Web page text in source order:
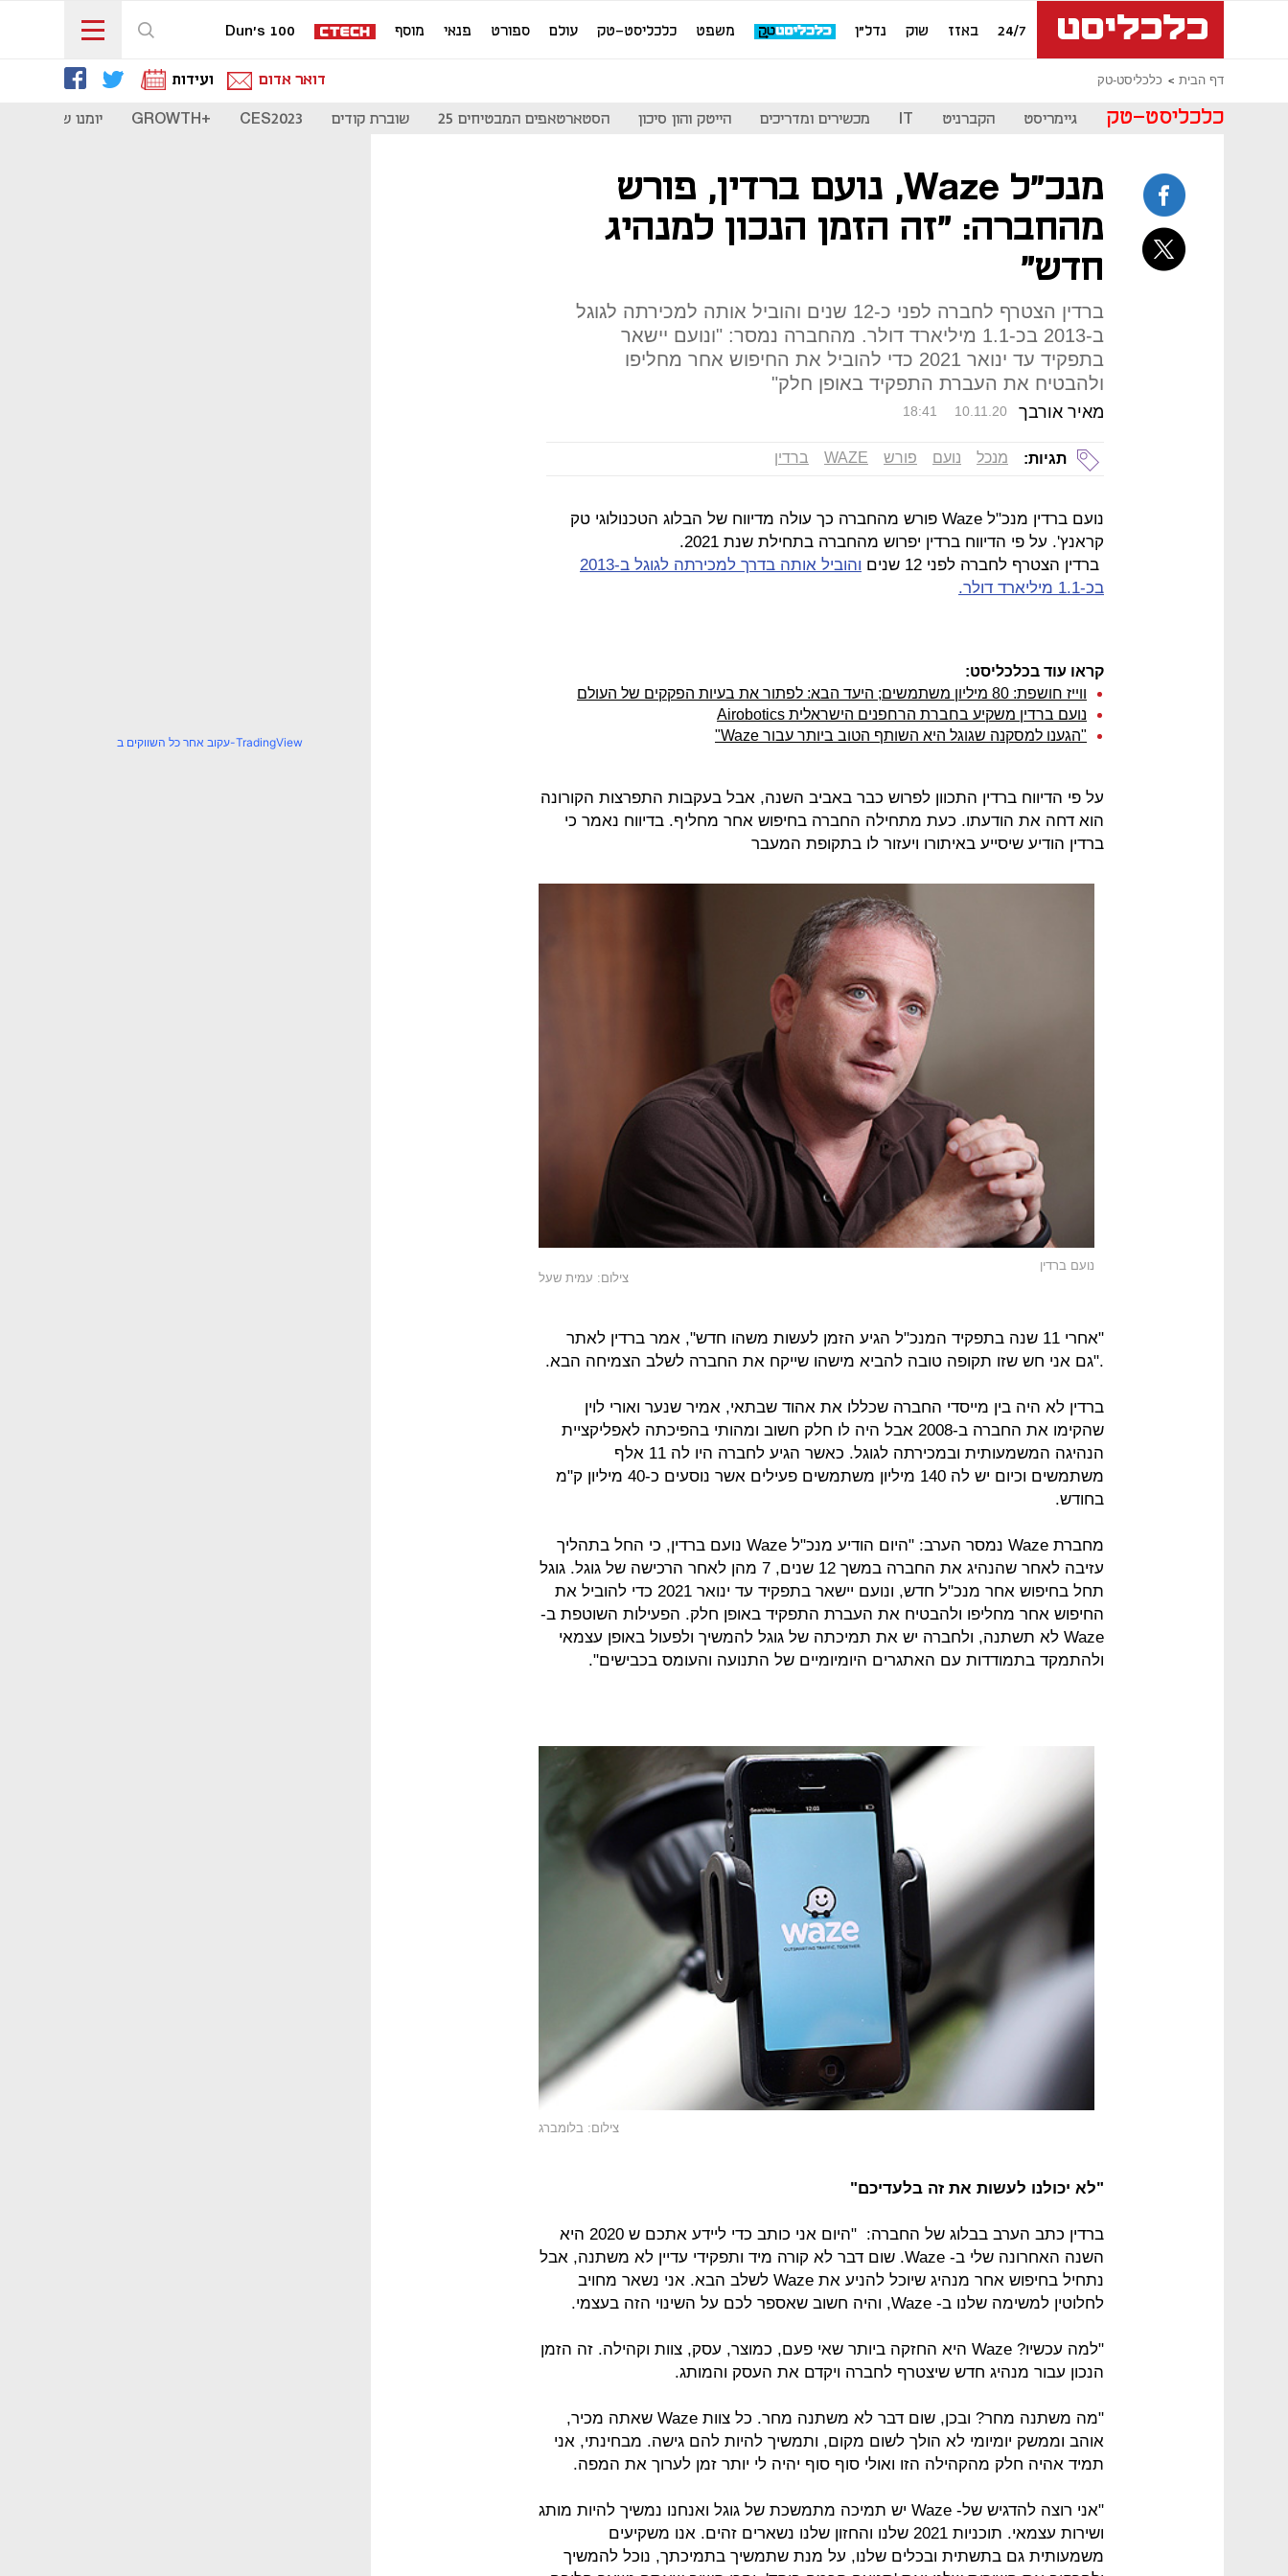
24/7 באזז שוק נדל"ן משפט כלכליסט-טק עולם ספורט פנאי מוסף Dun's 100
דף הבית כלכליסט-טק דואר אדום ועידות
כלכליסט-טק גיימריסט הקברניט IT מכשירים ומדריכים הייטק והון סיכון הסטארטאפים המבטיחים 25 שוברת קודים CES2023
+GROWTH יומנו של
מנכ"ל Waze, נועם ברדין, פורש
מהחברה: "זה הזמן הנכון למנהיג
חדש"
ברדין הצטרף לחברה לפני כ-12 שנים והוביל אותה למכירתה לגוגל
ב-2013 בכ-1.1 מיליארד דולר. מהחברה נמסר: "ונועם יישאר
בתפקיד עד ינואר 2021 כדי להוביל את החיפוש אחר מחליפו
ולהבטיח את העברת התפקיד באופן חלק"
מאיר אורבך 18:41 10.11.20
תגיות: מנכל נועם פורש WAZE ברדין
נועם ברדין מנכ"ל Waze פורש מהחברה כך עולה מדיווח של הבלוג הטכנולוגי טק
קראנץ'. על פי הדיווח ברדין יפרוש מהחברה בתחילת שנת 2021.
ברדין הצטרף לחברה לפני 12 שנים
והוביל אותה בדרך למכירתה לגוגל ב-2013
בכ-1.1 מיליארד דולר.
קראו עוד בכלכליסט:
ווייז חושפת: 80 מיליון משתמשים; היעד הבא: לפתור את בעיות הפקקים של העולם
נועם ברדין משקיע בחברת הרחפנים הישראלית Airobotics
"הגענו למסקנה שגוגל היא השותף הטוב ביותר עבור Waze"
על פי הדיווח ברדין התכוון לפרוש כבר באביב השנה, אבל בעקבות התפרצות הקורונה
הוא דחה את הודעתו. כעת מתחילה החברה בחיפוש אחר מחליף. בדיווח נאמר כי
ברדין הודיע שיסייע באיתורו ויעזור לו בתקופת המעבר
נועם ברדין
צילום: עמית שעל
"אחרי 11 שנה בתפקיד המנכ"ל הגיע הזמן לעשות משהו חדש", אמר ברדין לאתר
."גם אני חש שזו תקופה טובה להביא מישהו שייקח את החברה לשלב הצמיחה הבא.
ברדין לא היה בין מייסדי החברה שכללו את אהוד שבתאי, אמיר שנער ואורי לוין
שהקימו את החברה ב-2008 אבל היה לו חלק חשוב ומהותי בהפיכתה לאפליקציית
הנהיגה המשמעותית ובמכירתה לגוגל. כאשר הגיע לחברה היו לה 11 אלף
משתמשים וכיום יש לה 140 מיליון משתמשים פעילים אשר נוסעים כ-40 מיליון ק"מ
בחודש.
מחברת Waze נמסר הערב: "היום הודיע מנכ"ל Waze נועם ברדין, כי החל בתהליך
עזיבה לאחר שהנהיג את החברה במשך 12 שנים, 7 מהן לאחר הרכישה של גוגל. גוגל
תחל בחיפוש אחר מנכ"ל חדש, ונועם יישאר בתפקיד עד ינואר 2021 כדי להוביל את
החיפוש אחר מחליפו ולהבטיח את העברת התפקיד באופן חלק. הפעילות השוטפת ב-
Waze לא תשתנה, ולחברה יש את תמיכתה של גוגל להמשיך ולפעול באופן עצמאי
ולהתמקד בתמודדות עם האתגרים היומיומיים של התנועה והעומס בכבישים".
צילום: בלומברג
"לא יכולנו לעשות את זה בלעדיכם"
ברדין כתב הערב בבלוג של החברה: "היום אני כותב כדי ליידע אתכם ש 2020 היא
השנה האחרונה שלי ב- Waze. שום דבר לא קורה מיד ותפקידי עדיין לא משתנה, אבל
נתחיל בחיפוש אחר מנהיג שיוכל להניע את Waze לשלב הבא. אני נשאר מחויב
לחלוטין למשימה שלנו ב- Waze, והיה חשוב שאספר לכם על השינוי הזה בעצמי.
"למה עכשיו? Waze היא החזקה ביותר שאי פעם, כמוצר, עסק, צוות וקהילה. זה הזמן
הנכון עבור מנהיג חדש שיצטרף לחברה ויקדם את העסק והמותג.
"מה משתנה מחר? ובכן, שום דבר לא משתנה מחר. כל צוות Waze שאתה מכיר,
אוהב וממשק יומיומי לא הולך לשום מקום, ותמשיך להיות להם גישה. מבחינתי, אני
תמיד אהיה חלק מהקהילה הזו ואולי סוף סוף יהיה לי יותר זמן לערוך את המפה.
"אני רוצה להדגיש של- Waze יש תמיכה מתמשכת של גוגל ואנחנו נמשיך להיות מותג
ושירות עצמאי. תוכניות 2021 שלנו והחזון שלנו נשארים זהים. אנו משקיעים
משמעותית גם בתשתית ובכלים שלנו, על מנת שתמשיך בתמיכתך, נוכל להמשיך
עקוב אחר כל השווקים ב-TradingView